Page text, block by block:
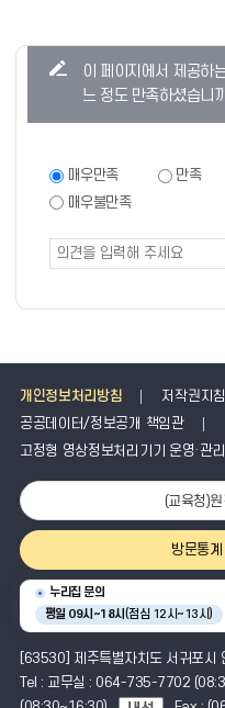
이 페이지에서 제공하
느 정도 만족하셨습니
만
족
조
사
매우만족 만족
매우불만족
개인정보처리방침
저작권지
공공데이터/정보공개 책임관
고정형 영상정보처리기기 운영·관
(교육청)
방문통계
누리집 문의
평일 09시~18시 (점심 12시~13시)
[63530] 제주특별자치도 서귀포시
Tel : 교무실 : 064-735-7702